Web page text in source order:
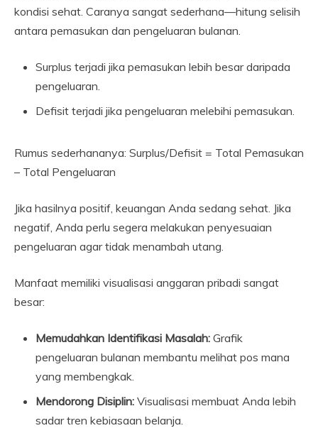
kondisi sehat. Caranya sangat sederhana—hitung selisih
antara pemasukan dan pengeluaran bulanan.
Surplus terjadi jika pemasukan lebih besar daripada
pengeluaran.
Defisit terjadi jika pengeluaran melebihi pemasukan.
Rumus sederhananya: Surplus/Defisit = Total Pemasukan
– Total Pengeluaran
Jika hasilnya positif, keuangan Anda sedang sehat. Jika
negatif, Anda perlu segera melakukan penyesuaian
pengeluaran agar tidak menambah utang.
Manfaat memiliki visualisasi anggaran pribadi sangat
besar:
Memudahkan Identifikasi Masalah: Grafik
pengeluaran bulanan membantu melihat pos mana
yang membengkak.
Mendorong Disiplin: Visualisasi membuat Anda lebih
sadar tren kebiasaan belanja.